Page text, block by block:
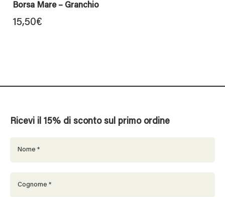
Borsa Mare – Granchio
15,50€
Ricevi il 15% di sconto sul primo ordine